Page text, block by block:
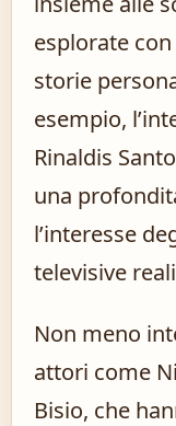
esplorate
storie
esempio,
Rinaldis
una
l’interesse
televisive
Non meno
attori come
Bisio, che